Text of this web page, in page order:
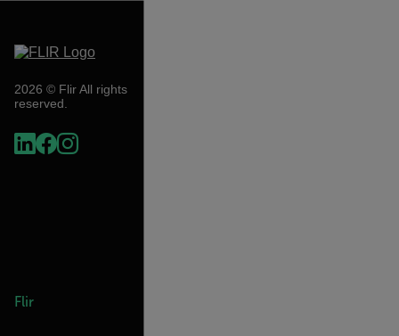
2026 © Flir All rights
reserved.
Flir